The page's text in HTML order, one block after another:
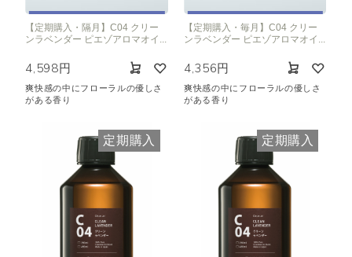
【定期購入・隔月】C04 クリー
ンラベンダー ピエゾアロマオイ...
4,598円
爽快感の中にフローラルの優しさ
がある香り
【定期購入・毎月】C04 クリー
ンラベンダー ピエゾアロマオイ...
4,356円
爽快感の中にフローラルの優しさ
がある香り
定期購入 定期購入